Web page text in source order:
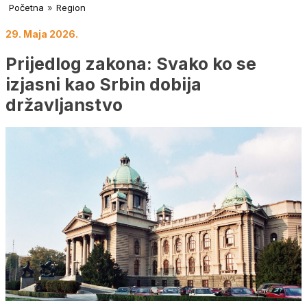
Početna » Region
29. Maja 2026.
Prijedlog zakona: Svako ko se
izjasni kao Srbin dobija
državljanstvo